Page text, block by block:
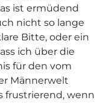
ist ermüdend
nicht so lange
Bitte, oder ein
ich über die
für den vom
Männerwelt
frustrierend, wenn